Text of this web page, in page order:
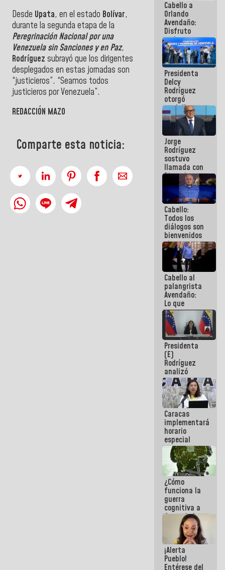
Desde Upata, en el estado Bolívar,
durante la segunda etapa de la
Peregrinación Nacional por una
Venezuela sin Sanciones y en Paz,
Rodríguez subrayó que los dirigentes
desplegados en estas jornadas son
“justicieros”. “Seamos todos
justicieros por Venezuela”.
REDACCIÓN MAZO
Comparte esta noticia:
Cabello a
Orlando
Avendaño:
Disfruto
cada vez
que escribes
porque lo
que haces
es
embarrarla
Presidenta
Delcy
Rodríguez
otorgó
medalla
"Héroe de
Venezuela"
a servidores
públicos
Jorge
Rodríguez
sostuvo
llamada con
Dinorah
Figuera y
acuerdan
primer
encuentro
presencial
para el
diálogo
Cabello:
Todos los
diálogos son
bienvenidos
siempre que
estén en el
marco de la
Constitución
de la
República
Cabello al
palangrista
Avendaño:
Lo que
vayas a
escribir
hazlo hoy
por que no
sabemos si
la semana
que viene
hay
programa
Presidenta
(E)
Rodríguez
analizó
junto a
gobernadores
planes de
recuperación
del Sistema
Eléctrico
Nacional
Caracas
implementará
horario
especial
para
adaptarse
al plan de
ahorro
energético
¿Cómo
funciona la
guerra
cognitiva a
favor de la
narrativa
hegemónica?
(1)
¡Alerta
Pueblo!
Entérese del